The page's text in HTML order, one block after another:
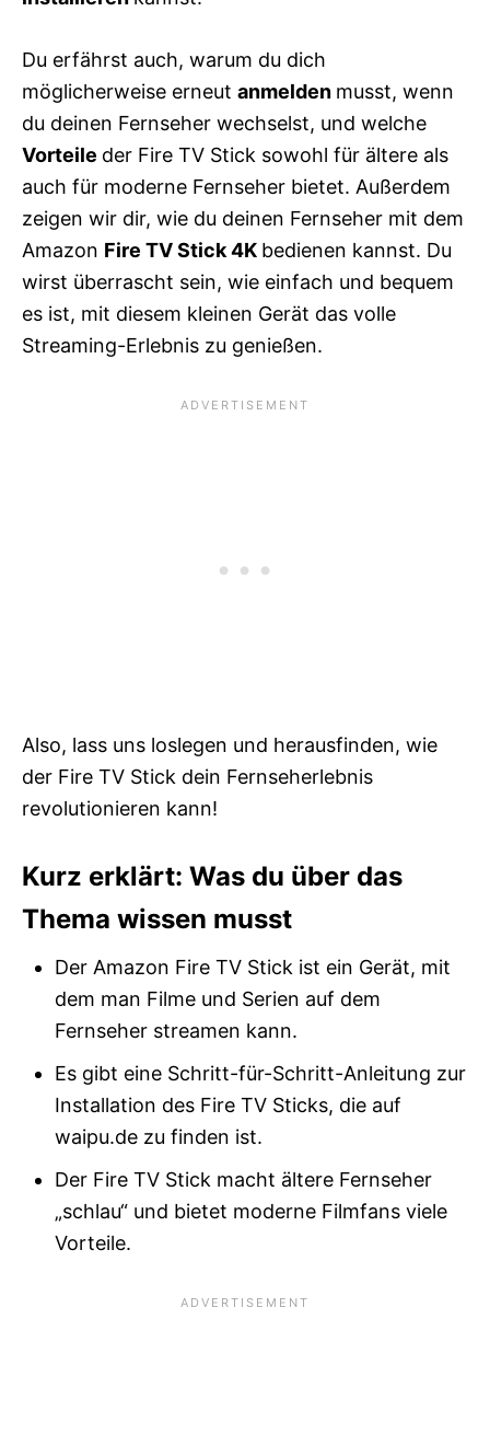
Du erfährst auch, warum du dich
möglicherweise erneut anmelden musst, wenn
du deinen Fernseher wechselst, und welche
Vorteile der Fire TV Stick sowohl für ältere als
auch für moderne Fernseher bietet. Außerdem
zeigen wir dir, wie du deinen Fernseher mit dem
Amazon Fire TV Stick 4K bedienen kannst. Du
wirst überrascht sein, wie einfach und bequem
es ist, mit diesem kleinen Gerät das volle
Streaming-Erlebnis zu genießen.
Also, lass uns loslegen und herausfinden, wie
der Fire TV Stick dein Fernseherlebnis
revolutionieren kann!
Kurz erklärt: Was du über das
Thema wissen musst
Der Amazon Fire TV Stick ist ein Gerät, mit
dem man Filme und Serien auf dem
Fernseher streamen kann.
Es gibt eine Schritt-für-Schritt-Anleitung zur
Installation des Fire TV Sticks, die auf
waipu.de zu finden ist.
Der Fire TV Stick macht ältere Fernseher
„schlau“ und bietet moderne Filmfans viele
Vorteile.